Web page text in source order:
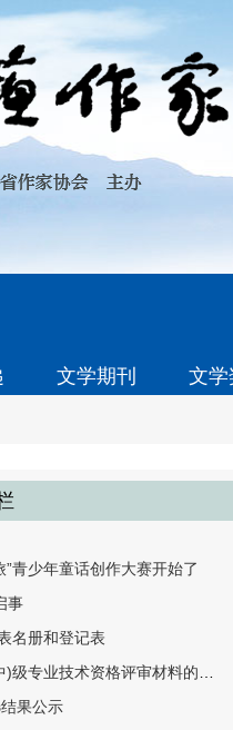
文学期刊 文
青少年童话创作大赛开始了
事
名册和登记表
专业技术资格评审材料的通知
果公示